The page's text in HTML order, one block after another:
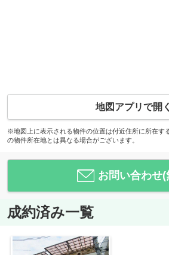
地図アプリで開く
※地図上に表示される物件の位置は付近住所に所在す
の物件所在地とは異なる場合がございます。
お問い合わせ(
成約済み一覧